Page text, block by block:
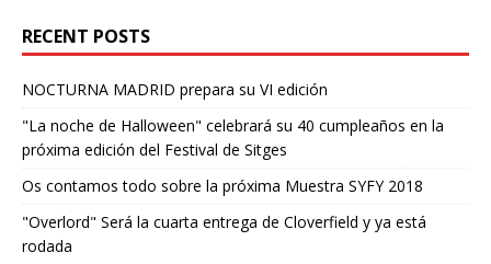
RECENT POSTS
NOCTURNA MADRID prepara su VI edición
"La noche de Halloween" celebrará su 40 cumpleaños en la
próxima edición del Festival de Sitges
Os contamos todo sobre la próxima Muestra SYFY 2018
"Overlord" Será la cuarta entrega de Cloverfield y ya está
rodada